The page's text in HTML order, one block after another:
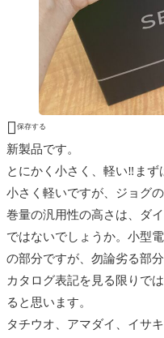
 保存する
新製品です。
とにかく小さく、軽い‼︎まず
小さく軽いですが、ジョグ
巻量の汎用性の高さは、ダ
ではないでしょうか。小型
の部分ですが、勿論劣る部
カタログ表記を見る限りで
ると思います。
タチウオ、アマダイ、イサ